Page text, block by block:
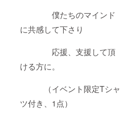
僕たちのマインド
に共感して下さり
応援、支援して頂
ける方に。
（イベント限定Tシャ
ツ付き、1点）